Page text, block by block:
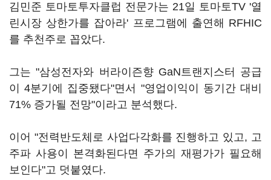
김민준 토마토투자클럽 전문가는 21일 토마토TV '열
린시장 상한가를 잡아라' 프로그램에 출연해 RFHIC
를 추천주로 꼽았다.
그는 "삼성전자와 버라이즌향 GaN트랜지스터 공급
이 4분기에 집중됐다"면서 "영업이익이 동기간 대비
71% 증가될 전망"이라고 분석했다.
이어 "전력반도체로 사업다각화를 진행하고 있고, 고
주파 사용이 본격화된다면 주가의 재평가가 필요해
보인다"고 덧붙였다.